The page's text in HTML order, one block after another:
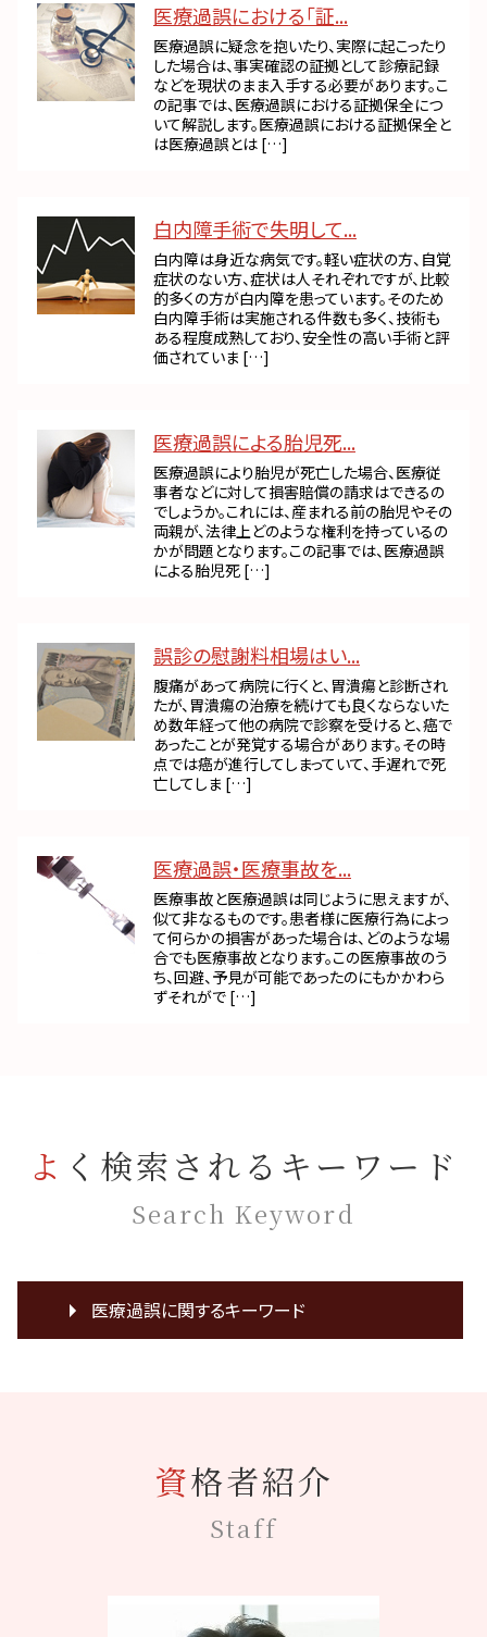
医療過誤における「証...
医療過誤に疑念を抱いたり、実際に起こったり
した場合は、事実確認の証拠として診療記録
などを現状のまま入手する必要があります。こ
の記事では、医療過誤における証拠保全につ
いて解説します。医療過誤における証拠保全と
は医療過誤とは […]
白内障手術で失明して...
白内障は身近な病気です。軽い症状の方、自覚
症状のない方、症状は人それぞれですが、比較
的多くの方が白内障を患っています。そのため
白内障手術は実施される件数も多く、技術も
ある程度成熟しており、安全性の高い手術と評
価されていま […]
医療過誤による胎児死...
医療過誤により胎児が死亡した場合、医療従
事者などに対して損害賠償の請求はできるの
でしょうか。これには、産まれる前の胎児やその
両親が、法律上どのような権利を持っているの
かが問題となります。この記事では、医療過誤
による胎児死 […]
誤診の慰謝料相場はい...
腹痛があって病院に行くと、胃潰瘍と診断され
たが、胃潰瘍の治療を続けても良くならないた
め数年経って他の病院で診察を受けると、癌で
あったことが発覚する場合があります。その時
点では癌が進行してしまっていて、手遅れで死
亡してしま […]
医療過誤・医療事故を...
医療事故と医療過誤は同じように思えますが、
似て非なるものです。患者様に医療行為によっ
て何らかの損害があった場合は、どのような場
合でも医療事故となります。この医療事故のう
ち、回避、予見が可能であったのにもかかわら
ずそれがで […]
よく検索されるキーワード
Search Keyword
医療過誤に関するキーワード
医療過誤 adr
資格者紹介
Staff